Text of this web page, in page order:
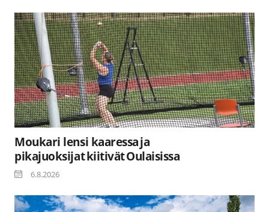
Moukari lensi kaaressa ja
pikajuoksijat kiitivät Oulaisissa
6.8.2026